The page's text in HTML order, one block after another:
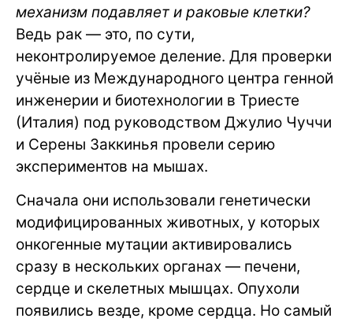
механизм подавляет и раковые клетки?
Ведь рак — это, по сути,
неконтролируемое деление. Для проверки
учёные из Международного центра генной
инженерии и биотехнологии в Триесте
(Италия) под руководством Джулио Чуччи
и Серены Заккинья провели серию
экспериментов на мышах.
Сначала они использовали генетически
модифицированных животных, у которых
онкогенные мутации активировались
сразу в нескольких органах — печени,
сердце и скелетных мышцах. Опухоли
появились везде, кроме сердца. Но самый